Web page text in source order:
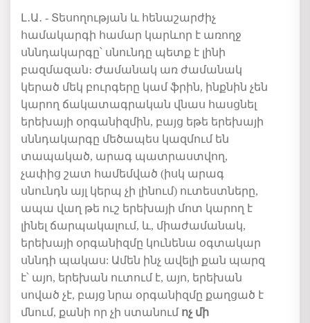
Լ․Ա․ - Տեսողության և հենաշարժիչ
համակարգի համար կարևոր է առողջ
սննդակարգը՝ սնունդը պետք է լինի
բազմազան։ Ժամանակ առ ժամանակ
կերած մեկ բուրգերը կամ ֆրին, ինքնին չեն
կարող ճակատագրական վնաս հասցնել
երեխայի օրգանիզմին, բայց եթե երեխայի
սննդակարգը մեծապես կազմում են
տապակած, արագ պատրաստվող,
չափից շատ համեմված (իսկ արագ
սնունդն այլ կերպ չի լինում) ուտեստները,
ապա վաղ թե ուշ երեխայի մոտ կարող է
լինել ճարպակալում, և, միաժամանակ,
երեխայի օրգանիզմը կունենա օգտակար
սննդի պակաս: Ամեն ինչ ավելի քան պարզ
է՝ այո, երեխան ուտում է, այո, երեխան
սոված չէ, բայց նրա օրգանիզմը քաղցած է
մնում, քանի որ չի ստանում ոչ մի